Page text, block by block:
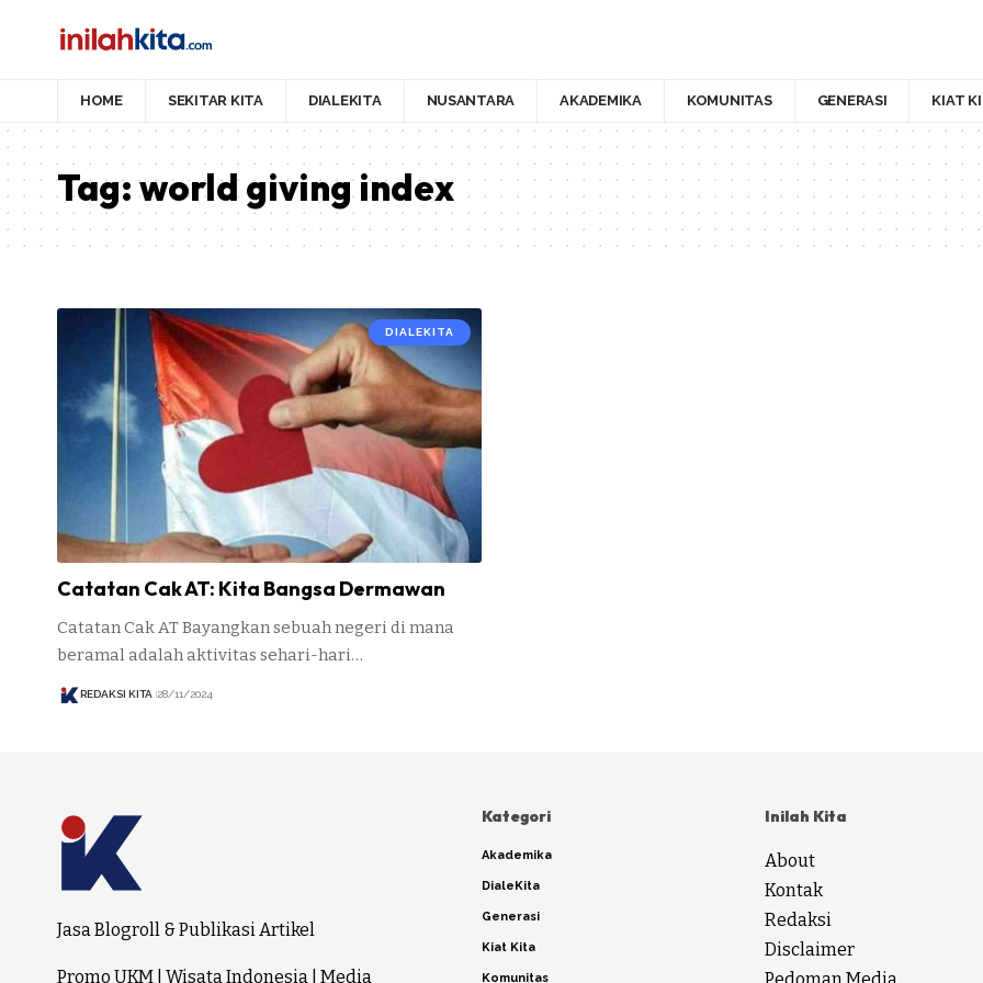
HOME SEKITAR KITA DIALEKITA NUSANTARA AKADEMIKA KOMUNITAS GENERASI KIAT
Tag:world giving index
DIALEKITA
Catatan Cak AT: Kita Bangsa Dermawan
Catatan Cak AT Bayangkan sebuah negeri di mana
beramal adalah aktivitas sehari-hari…
REDAKSI KITA 28/11/2024
Jasa Blogroll & Publikasi Artikel
Promo UKM Wisata Indonesia Media
Kategori
Akademika
DialeKita
Generasi
Kiat Kita
Komunitas
Inilah Kita
About
Kontak
Redaksi
Disclaimer
Pedoman Media